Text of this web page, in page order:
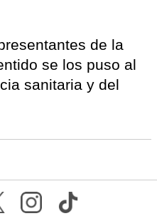
de la
se los puso al
sanitaria y del